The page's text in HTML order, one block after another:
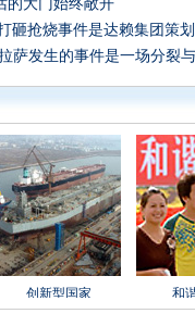
的大门始终敞开
砸抢烧事件是达赖集团策
萨发生的事件是一场分裂